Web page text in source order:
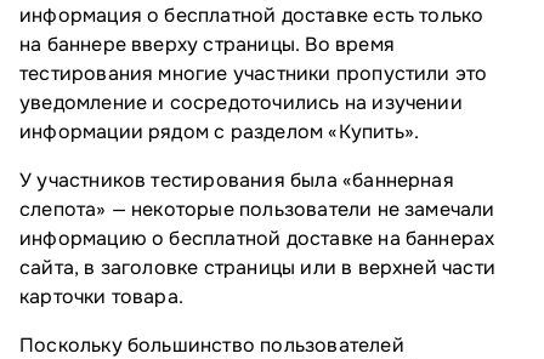
информация о бесплатной доставке есть только
на баннере вверху страницы. Во время
тестирования многие участники пропустили это
уведомление и сосредоточились на изучении
информации рядом с разделом «Купить».
У участников тестирования была «баннерная
слепота» — некоторые пользователи не замечали
информацию о бесплатной доставке на баннерах
сайта, в заголовке страницы или в верхней части
карточки товара.
Поскольку большинство пользователей